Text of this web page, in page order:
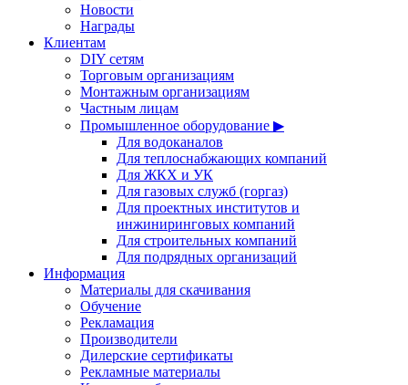
Новости
Награды
Клиентам
DIY сетям
Торговым организациям
Монтажным организациям
Частным лицам
Промышленное оборудование ▶
Для водоканалов
Для теплоснабжающих компаний
Для ЖКХ и УК
Для газовых служб (горгаз)
Для проектных институтов и
инжиниринговых компаний
Для строительных компаний
Для подрядных организаций
Информация
Материалы для скачивания
Обучение
Рекламация
Производители
Дилерские сертификаты
Рекламные материалы